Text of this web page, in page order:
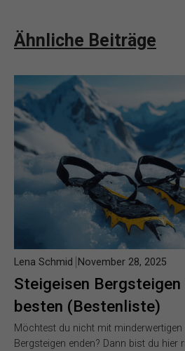
Ähnliche Beiträge
Steigeisen Bergsteigen
besten (Bestenliste)
Lena Schmid November 28, 2025
Möchtest du nicht mit minderwertigen
Bergsteigen enden? Dann bist du hier